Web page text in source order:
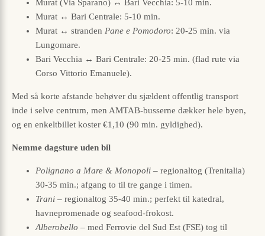
Murat (Via Sparano) ↔ Bari Vecchia: 5-10 min.
Murat ↔ Bari Centrale: 5-10 min.
Murat ↔ stranden Pane e Pomodoro: 20-25 min. via
Lungomare.
Bari Vecchia ↔ Bari Centrale: 20-25 min. (flad rute via
Corso Vittorio Emanuele).
Med så korte afstande behøver du sjældent offentlig transport
inde i selve centrum, men AMTAB-busserne dækker hele byen,
og en enkeltbillet koster €1,10 (90 min. gyldighed).
Nemme dagsture uden bil
Polignano a Mare & Monopoli – regionaltog (Trenitalia)
30-35 min.; afgang to til tre gange i timen.
Trani – regionaltog 35-40 min.; perfekt til katedral,
havnepromenade og seafood-frokost.
Alberobello – med Ferrovie del Sud Est (FSE) tog til